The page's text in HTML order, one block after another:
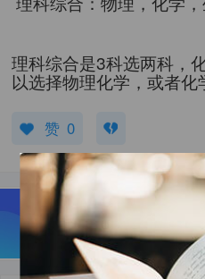
理科综合是3科选两科，
以选择物理化学，或者化
赞 0